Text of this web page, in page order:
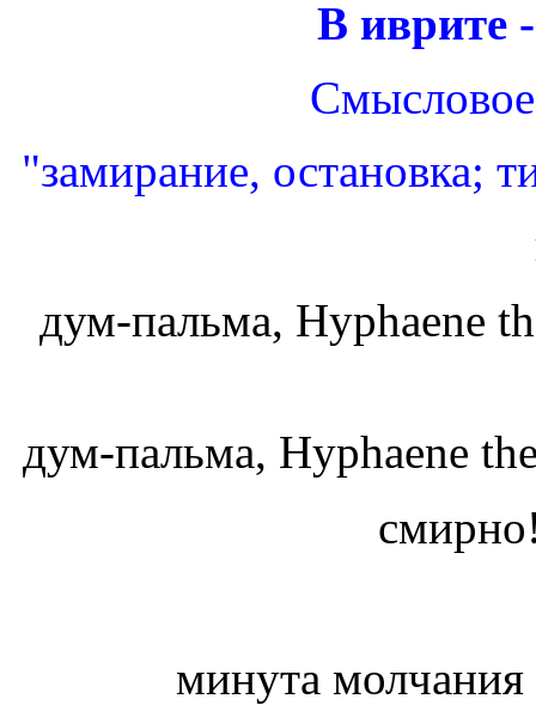
В иврите
"замирание, остановка;
дум-пальма, Hyphaene
дум-пальма, Hyphaene
минута молчания